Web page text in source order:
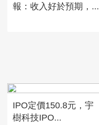
報：收入好於預期，...
IPO定價150.8元，宇
樹科技IPO...